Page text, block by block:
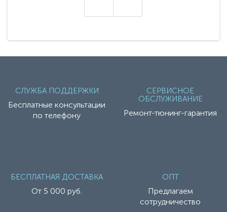
СЛУЖБА ПОДДЕРЖКИ
Бесплатные консультации
по телефону
СЕРВИСНОЕ
ОБСЛУЖИВАНИЕ
Ремонт-тюнинг-гарантия
БЕСПЛАТНАЯ ДОСТАВКА
От 5 000 руб.
ОПТ
Предлагаем
сотрудничество